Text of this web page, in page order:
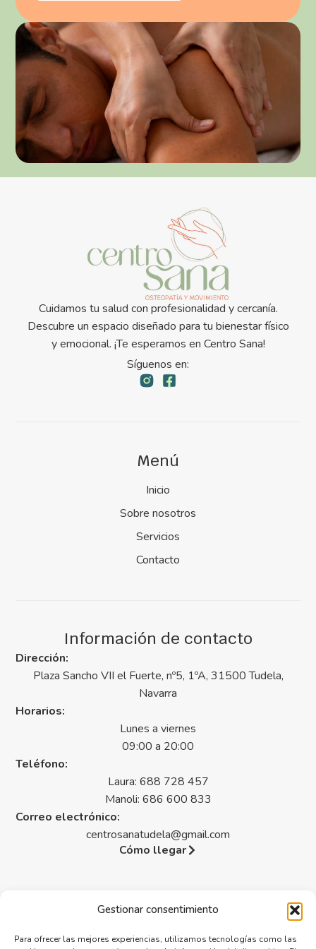
Gestionar consentimiento
Para ofrecer las mejores experiencias, utilizamos tecnologías como las
Cuidamos tu salud con profesionalidad y cercanía.
Descubre un espacio diseñado para tu bienestar físico
y emocional. ¡Te esperamos en Centro Sana!
Síguenos en:
Menú
Inicio
Sobre nosotros
Servicios
Contacto
Información de contacto
Dirección:
Plaza Sancho VII el Fuerte, nº5, 1ºA, 31500 Tudela,
Navarra
Horarios:
Lunes a viernes
09:00 a 20:00
Teléfono:
Laura: 688 728 457
Manoli: 686 600 833
Correo electrónico:
centrosanatudela@gmail.com
Cómo llegar